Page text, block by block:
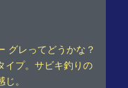
グレってどうかな？
イプ。サビキ釣りの
。